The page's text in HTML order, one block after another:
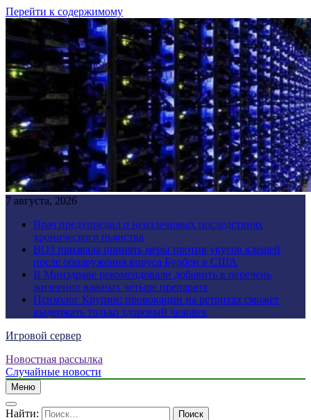
Перейти к содержимому
7 августа, 2026
Врач предупредил о неизлечимых последствиях
хронического пьянства
ВОЗ призвала принять меры против укусов клещей
после обнаружения вируса Бурбон в США
В Минздраве рекомендовали добавить в перечень
жизненно важных четыре препарата
Психолог Крупин: провокации на ретритах сможет
выдержать только здоровый человек
Игровой сервер
Новостная рассылка
Случайные новости
Меню
Найти: